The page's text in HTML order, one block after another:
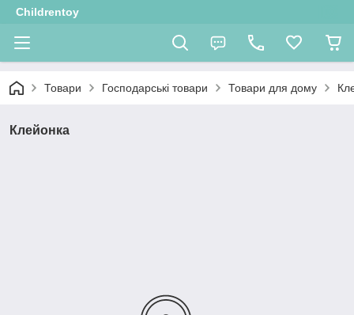
Childrentoy
Товари Господарські товари Товари для дому
Клейонка